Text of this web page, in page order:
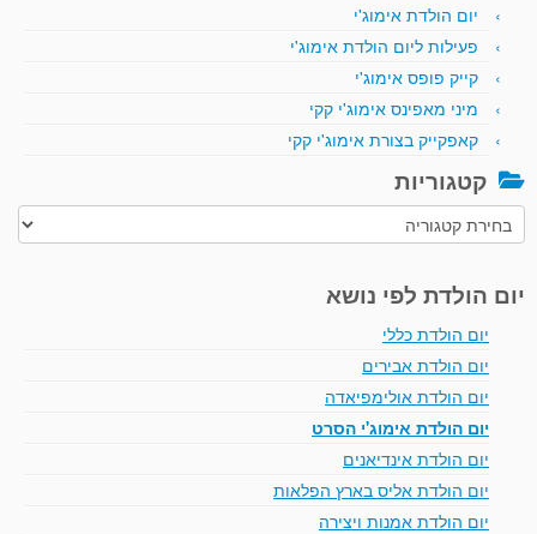
יום הולדת אימוג'י
פעילות ליום הולדת אימוג'י
קייק פופס אימוג'י
מיני מאפינס אימוג'י קקי
קאפקייק בצורת אימוג'י קקי
קטגוריות
קטגוריות
יום הולדת לפי נושא
יום הולדת כללי
יום הולדת אבירים
יום הולדת אולימפיאדה
יום הולדת אימוג'י הסרט
יום הולדת אינדיאנים
יום הולדת אליס בארץ הפלאות
יום הולדת אמנות ויצירה